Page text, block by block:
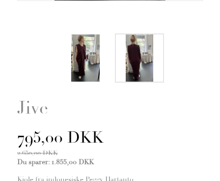
Jive
795,00 DKK
2.650,00 DKK
Du sparer: 1.855,00 DKK
Kjole fra indonesiske Peggy Hartanto